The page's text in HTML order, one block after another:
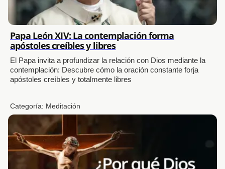
Papa León XIV: La contemplación forma
apóstoles creíbles y libres
El Papa invita a profundizar la relación con Dios mediante la
contemplación: Descubre cómo la oración constante forja
apóstoles creíbles y totalmente libres
Categoría: Meditación